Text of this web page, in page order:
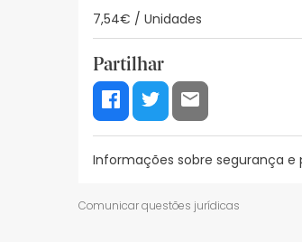
7,54€ / Unidades
Partilhar
Informações sobre segurança e
Recursos de segurança visual
Comunicar questões jurídicas